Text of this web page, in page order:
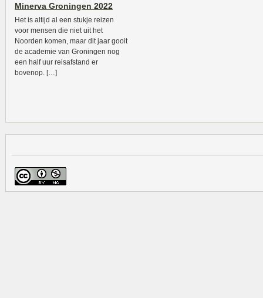
Minerva Groningen 2022
Het is altijd al een stukje reizen
voor mensen die niet uit het
Noorden komen, maar dit jaar gooit
de academie van Groningen nog
een half uur reisafstand er
bovenop. […]